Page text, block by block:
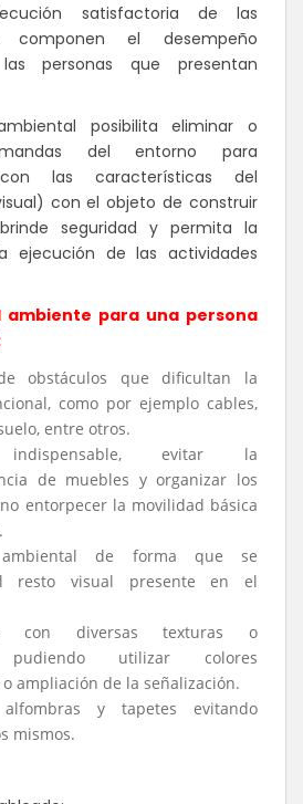
satisfactoria de las
componen el desempeño
personas que presentan
posibilita eliminar o
del entorno para
con las características del
con el objeto de construir
seguridad y permita la
ejecución de las actividades
ambiente para una persona
obstáculos que dificultan la
como por ejemplo cables,
entre otros.
indispensable, evitar la
de muebles y organizar los
entorpecer la movilidad básica
ambiental de forma que se
resto visual presente en el
con diversas texturas o
pudiendo utilizar colores
ampliación de la señalización.
y tapetes evitando
mismos.